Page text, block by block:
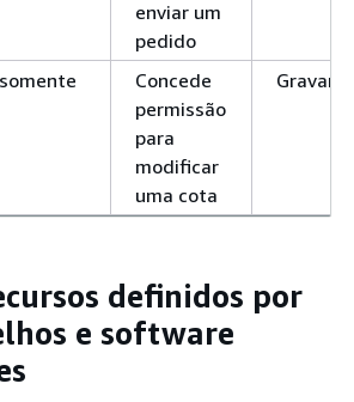
enviar um
pedido
Concede
permissão
para
modificar
uma cota
Gravar
definidos por
e software